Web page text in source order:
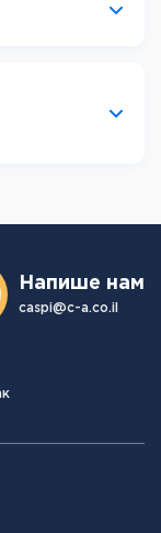
Напише нам
caspi@c-a.co.il